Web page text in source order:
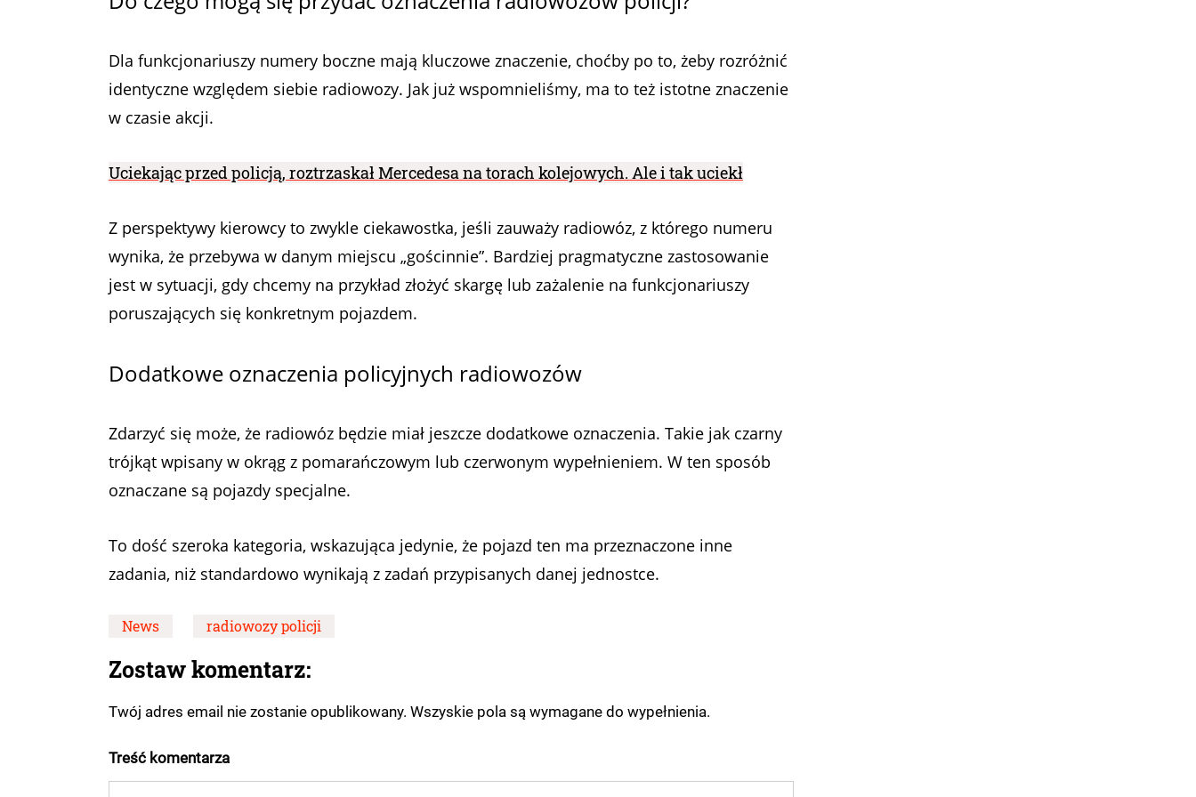
Dla funkcjonariuszy numery boczne mają kluczowe znaczenie, choćby po to, żeby rozróżnić
identyczne względem siebie radiowozy. Jak już wspomnieliśmy, ma to też istotne znaczenie
w czasie akcji.
Uciekając przed policją, roztrzaskał Mercedesa na torach kolejowych. Ale i tak uciekł
Z perspektywy kierowcy to zwykle ciekawostka, jeśli zauważy radiowóz, z którego numeru
wynika, że przebywa w danym miejscu „gościnnie”. Bardziej pragmatyczne zastosowanie
jest w sytuacji, gdy chcemy na przykład złożyć skargę lub zażalenie na funkcjonariuszy
poruszających się konkretnym pojazdem.
Dodatkowe oznaczenia policyjnych radiowozów
Zdarzyć się może, że radiowóz będzie miał jeszcze dodatkowe oznaczenia. Takie jak czarny
trójkąt wpisany w okrąg z pomarańczowym lub czerwonym wypełnieniem. W ten sposób
oznaczane są pojazdy specjalne.
To dość szeroka kategoria, wskazująca jedynie, że pojazd ten ma przeznaczone inne
zadania, niż standardowo wynikają z zadań przypisanych danej jednostce.
News radiowozy policji
Zostaw komentarz:
Twój adres email nie zostanie opublikowany. Wszyskie pola są wymagane do wypełnienia.
Treść komentarza